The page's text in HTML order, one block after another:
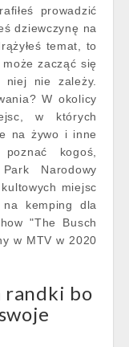
prowadzić
dziewczynę na
temat, to
zacząć się
nie zależy.
W okolicy
w których
na żywo i inne
kogoś,
Narodowy
miejsc
kemping dla
"The Busch
w MTV w 2020
randki bo